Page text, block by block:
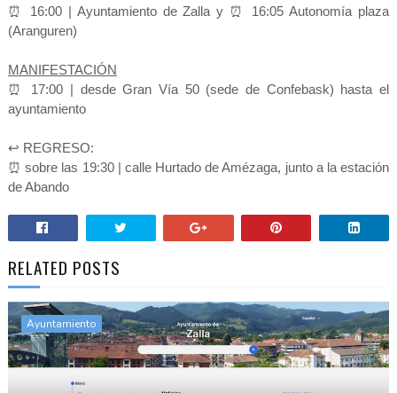
⏰ 16:00 | Ayuntamiento de Zalla y ⏰ 16:05 Autonomía plaza
(Aranguren)
MANIFESTACIÓN
⏰ 17:00 | desde Gran Vía 50 (sede de Confebask) hasta el
ayuntamiento
↩️ REGRESO:
⏰ sobre las 19:30 | calle Hurtado de Amézaga, junto a la estación
de Abando
RELATED POSTS
Ayuntamiento